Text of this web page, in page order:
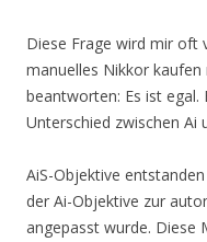
Diese Frage wird mir oft
manuelles Nikkor
beantworten: Es ist egal.
Unterschied zwischen Ai
AiS-Objektive
der Ai-Objektive zur
angepasst wurde. Diese